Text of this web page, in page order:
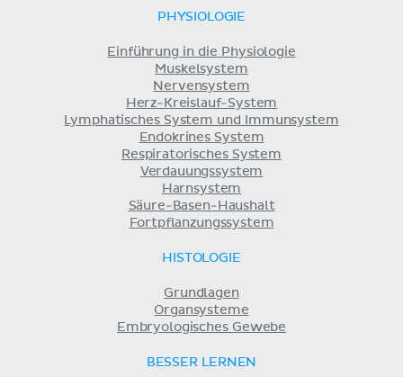
PHYSIOLOGIE
Einführung in die Physiologie
Muskelsystem
Nervensystem
Herz-Kreislauf-System
Lymphatisches System und Immunsystem
Endokrines System
Respiratorisches System
Verdauungssystem
Harnsystem
Säure-Basen-Haushalt
Fortpflanzungssystem
HISTOLOGIE
Grundlagen
Organsysteme
Embryologisches Gewebe
BESSER LERNEN